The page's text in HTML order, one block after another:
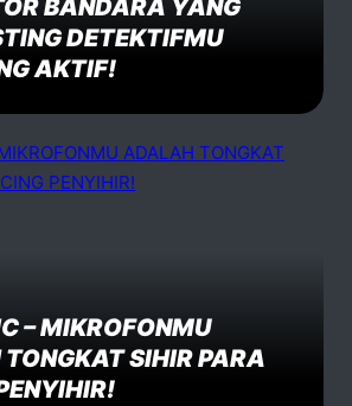
BANDARA YANG
DETEKTIFMU
AKTIF!
– MIKROFONMU
SIHIR PARA